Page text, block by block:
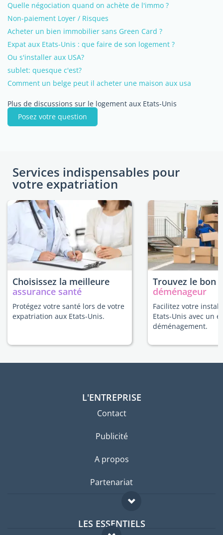
Quelle négociation quand on achète de l'immo ?
Non-paiement Loyer / Risques
Acheter un bien immobilier sans Green Card ?
Expat aux Etats-Unis : que faire de son logement ?
Ou s'installer aux USA?
sublet: quesque c'est?
Comment un belge peut il acheter une maison aux usa
Plus de discussions sur le logement aux Etats-Unis
Posez votre question
Services indispensables pour
votre expatriation
Choisissez la meilleure
assurance santé
Protégez votre santé lors de votre
expatriation aux Etats-Unis.
Trouvez le bon
déménageur
Facilitez votre
Etats-Unis avec un
déménagement.
L'ENTREPRISE
Contact
Publicité
A propos
Partenariat
LES ESSENTIELS